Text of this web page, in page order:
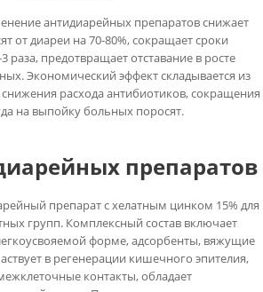
антидиарейных препаратов снижает
от диареи на 70-80%, сокращает сроки
раза, предотвращает отставание в росте
Экономический эффект складывается из
расхода антибиотиков, сокращения
на выпойку больных поросят.
препаратов
препарат с хелатным цинком 15% для
групп. Комплексный состав включает
форме, адсорбенты, вяжущие
в регенерации кишечного эпителия,
контакты, обладает